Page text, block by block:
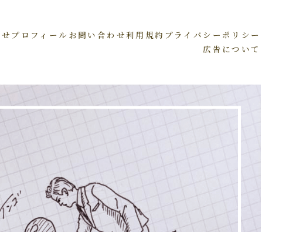
プロフィール お問い合わせ利用規約 プライバシーポリシー
広告について